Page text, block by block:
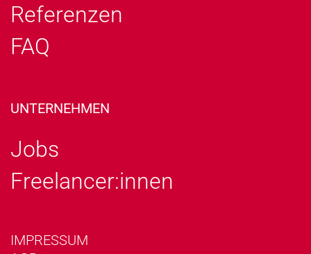
Referenzen
FAQ
UNTERNEHMEN
Jobs
Freelancer:innen
IMPRESSUM